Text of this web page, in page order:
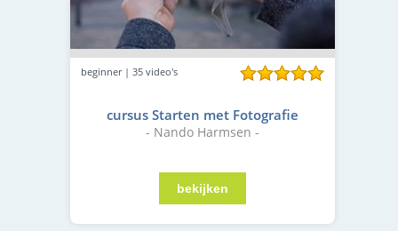
beginner | 35 video's
cursus Starten met Fotografie
- Nando Harmsen -